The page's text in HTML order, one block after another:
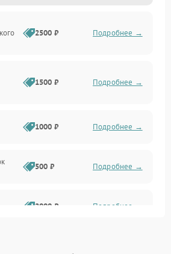
2500 ₽ Подробнее →
1500 ₽ Подробнее →
1000 ₽ Подробнее →
500 ₽ Подробнее →
2000 ₽ Подробнее →